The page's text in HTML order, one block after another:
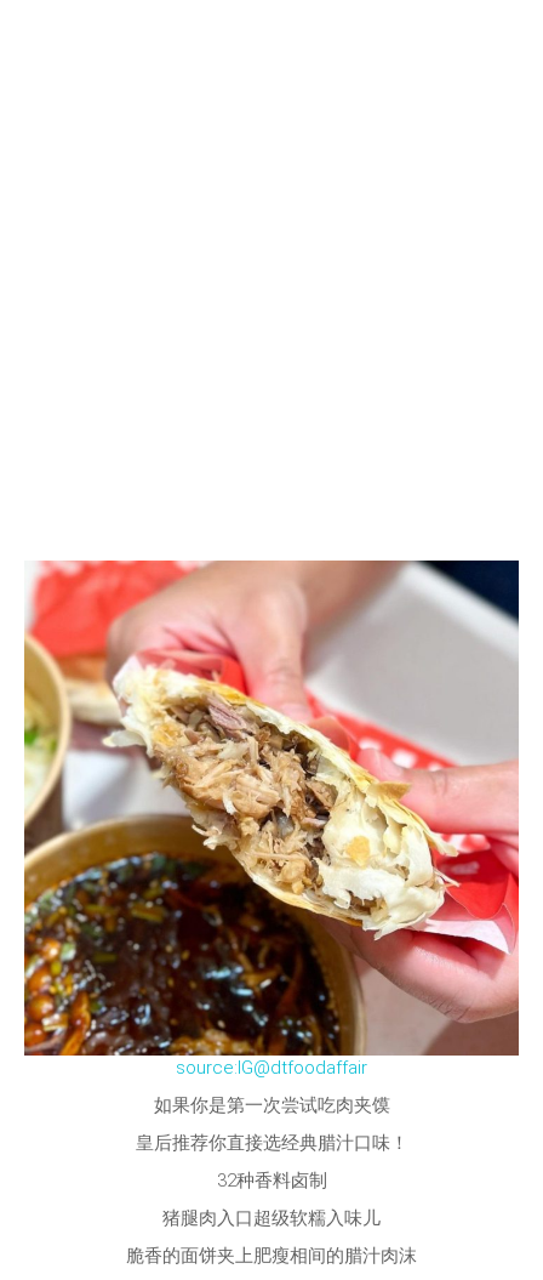
source:IG@dtfoodaffair
如果你是第一次尝试吃肉夹馍
皇后推荐你直接选经典腊汁口味！
32种香料卤制
猪腿肉入口超级软糯入味儿
脆香的面饼夹上肥瘦相间的腊汁肉沫